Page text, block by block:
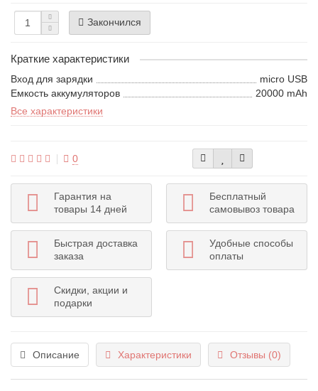
Закончился
Краткие характеристики
Вход для зарядки
micro USB
Емкость аккумуляторов
20000 mAh
Все характеристики
0
Гарантия на
товары 14 дней
Бесплатный
самовывоз товара
Быстрая доставка
заказа
Удобные способы
оплаты
Скидки, акции и
подарки
Описание Характеристики Отзывы (0)